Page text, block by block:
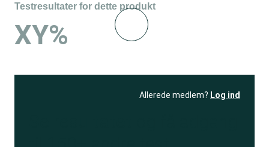
Testresultater for dette produkt
XY%
Allerede medlem? Log ind